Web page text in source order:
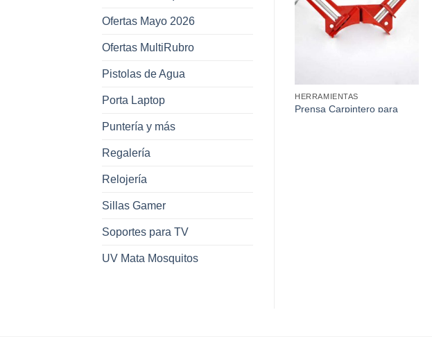
Ofertas Mayo 2026
Ofertas MultiRubro
Pistolas de Agua
Porta Laptop
Puntería y más
Regalería
Relojería
Sillas Gamer
Soportes para TV
UV Mata Mosquitos
favoritos
HERRAMIENTAS
Prensa Carpintero para
HERRAMIENTAS
Mecha Copa para Vidrio
12Mm